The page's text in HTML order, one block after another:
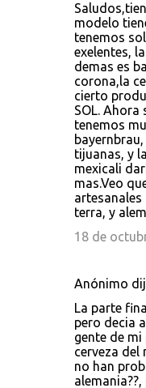
modelo
tenemos
exelentes,
demas es
corona,la
cierto
SOL. Ahora
tenemos
tijuanas, y
mexicali
mas.Veo
artesanales
terra, y
18 de
Anónimo
La parte
pero decia
gente de
cerveza del
no han